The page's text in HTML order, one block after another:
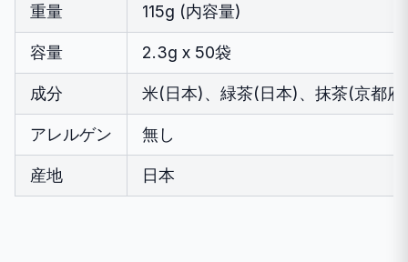
重量 115g (内容量)
容量 2.3g x 50袋
成分 米(日本)、緑茶(日本)、抹茶(京都府
アレルゲン 無し
産地 日本